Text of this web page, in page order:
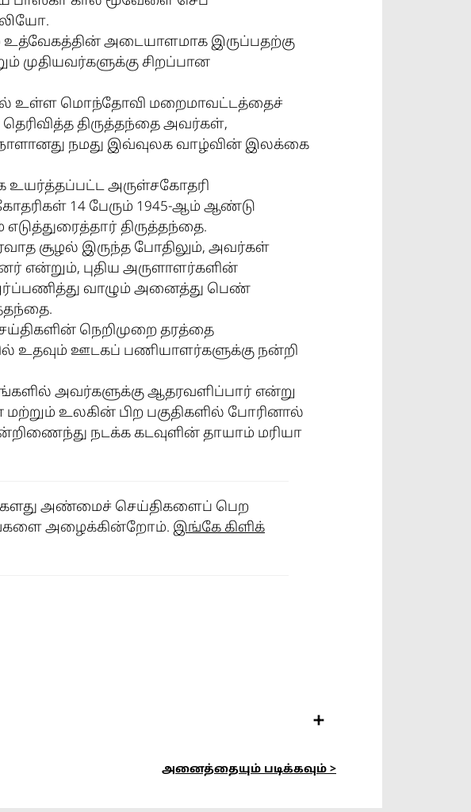
லியோ.
உத்வேகத்தின் அடையாளமாக இருப்பதற்கு
முதியவர்களுக்கு சிறப்பான
உள்ள மொந்தோவி மறைமாவட்டத்தைச்
திருத்தந்தை அவர்கள்,
நமது இவ்வுலக வாழ்வின் இலக்கை
உயர்த்தப்பட்ட அருள்சகோதரி
14 பேரும் 1945-ஆம் ஆண்டு
திருத்தந்தை.
சூழல் இருந்த போதிலும், அவர்கள்
என்றும், புதிய அருளாளர்களின்
வாழும் அனைத்து பெண்
நெறிமுறை தரத்தை
உதவும் ஊடகப் பணியாளர்களுக்கு நன்றி
அவர்களுக்கு ஆதரவளிப்பார் என்று
மற்றும் உலகின் பிற பகுதிகளில் போரினால்
நடக்க கடவுளின் தாயாம் மரியா
அண்மைச் செய்திகளைப் பெற
அழைக்கின்றோம். இங்கே கிளிக்
அனைத்தையும் படிக்கவும் >